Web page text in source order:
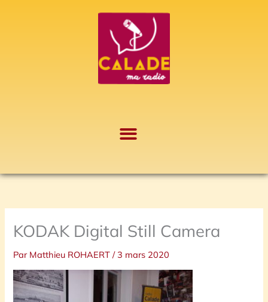
KODAK Digital Still Camera
Par Matthieu ROHAERT/ 3 mars 2020